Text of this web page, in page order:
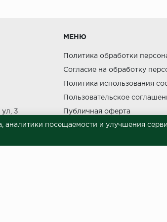
3
МЕНЮ
Политика обработки
Согласие на обработку
Политика использования
Пользовательское
Публичная оферта
Сведения о продавце
посещаемости и улучшения